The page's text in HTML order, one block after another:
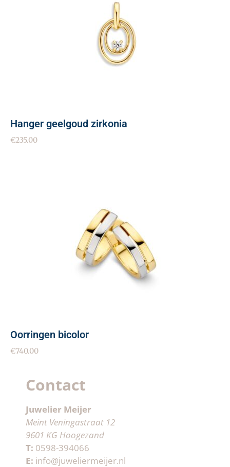
Hanger geelgoud zirkonia
€235.00
Oorringen bicolor
€740.00
Contact
Juwelier Meijer
Meint Veningastraat 12
9601 KG Hoogezand
T: 0598-394066
E: info@juweliermeijer.nl